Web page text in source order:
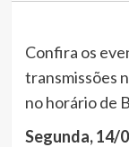
Confira os
transmissões
no horário de
Segunda, 14/